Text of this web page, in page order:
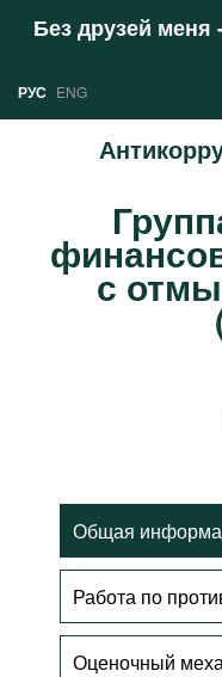
Без друзей меня
РУС ENG
Аналитика
Профили
Фильмы
Подкасты
Книжная
с
Общая
Работа по
Оценочный